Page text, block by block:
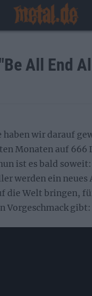
All End
haben wir darauf
Monaten auf 666
ist es bald
werden ein neues
die Welt bringen,
Vorgeschmack gibt: